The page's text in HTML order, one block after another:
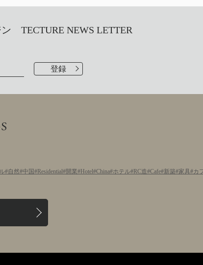
TECTURE NEWS LETTER
自然 中国 Residential 開業 Hotel China ホテル RC造 Cafe 新築 家具 カ